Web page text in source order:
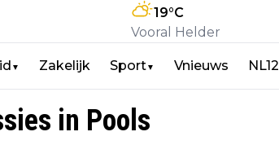
19°C
Vooral Helder
▼ Zakelijk Sport▼ Vnieuws NL12
in Pools